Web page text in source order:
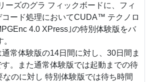
ーズのグラ フィックボードに、フィ
コード処理においてCUDA™ テクノロ
4.0 XPress｣の特別体験版をバ
常体験版の14日間に対し、30日間ま
。また通常体験版では起動までの待
なのに対し 特別体験版では待ち時間